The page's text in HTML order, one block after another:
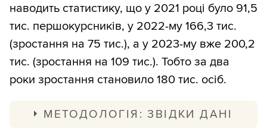
жінок пенсійного віку та чоловіків
працездатного віку. З цього можемо
лише приблизно припустити, що частіше
займаються оформленням інвалідності
для людей пенсійного віку, щоб
відстрочку.
частіше роботу з догляду виконують
жінки, але через мобілізацію чоловіки
можуть почати оформляти догляд за
членом родини з інвалідністю на себе.
дитиною або дорослим з інвалідністю, і
наводить статистику, що у 2021 році було 91,5
тис. першокурсників, у 2022-му 166,3 тис.
(зростання на 75 тис.), а у 2023-му вже 200,2
тис. (зростання на 109 тис.). Тобто за два
роки зростання становило 180 тис. осіб.
МЕТОДОЛОГІЯ: ЗВІДКИ ДАНІ